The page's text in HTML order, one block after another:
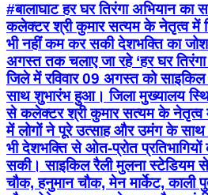
#बालाघाट हर घर तिरंगा अभियान
कलेक्टर श्री कुमार सत्यम के नेतृत्व में
भी नहीं कम कर सकी देशभक्ति का
अगस्त तक चलाए जा रहे ‘हर घर तिरंगा
जिले में रविवार 09 अगस्त को साइकिल
साथ शुभारंभ हुआ। जिला मुख्यालय
से कलेक्टर श्री कुमार सत्यम के नेतृत्व
में लोगों ने पूरे उत्साह और उमंग के साथ
भी देशभक्ति से ओत-प्रोत
सकी। साइकिल रैली मुलना स्टेडियम
चौक, हनुमान चौक, मेन मार्केट,